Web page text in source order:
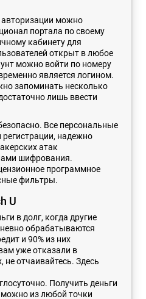
авторизации можно
портала по своему
кабинету для
открыт в любое
можно войти по номеру
является логином.
запоминать несколько
лишь ввести
Все персональные
надежно
атак
шифрования.
программное
фильтры.
U
в долг, когда другие
обрабатываются
и 90% из них
уже отказали в
не отчаивайтесь. Здесь
Получить деньги
можно из любой точки